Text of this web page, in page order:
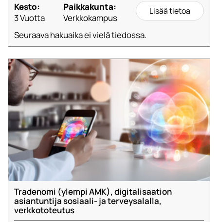
Kesto:
3 Vuotta
Paikkakunta:
Verkkokampus
Lisää tietoa
Seuraava hakuaika ei vielä tiedossa.
Tradenomi (ylempi AMK), digitalisaation
asiantuntija sosiaali- ja terveysalalla,
verkkototeutus